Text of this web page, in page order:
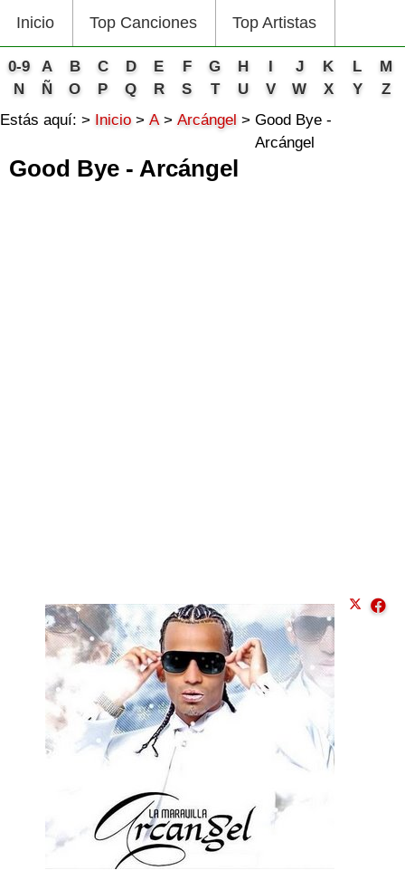
Inicio Top Canciones Top Artistas
0-9 A B C D E F G H I J K L
M
N
Ñ O P Q R S T U V W X Y
Z
Estás aquí:
Inicio A Arcángel
Good Bye -
Arcángel
Good Bye - Arcángel